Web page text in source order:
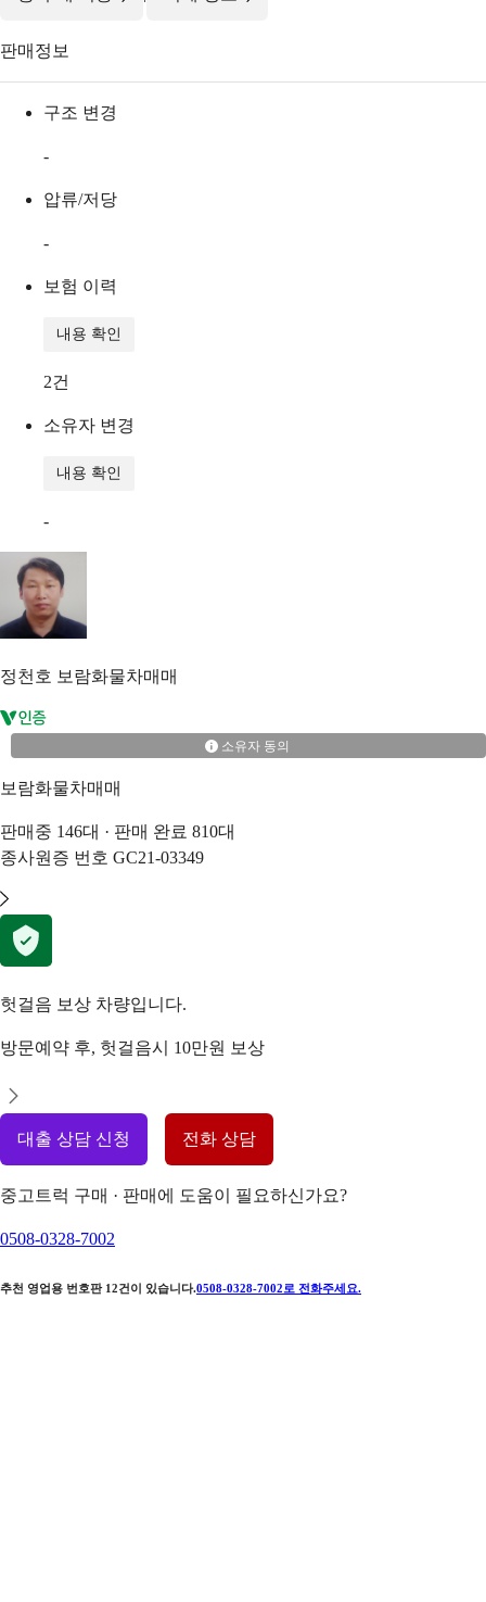
판매정보
구조 변경
-
압류/저당
-
보험 이력
내용 확인
2건
소유자 변경
내용 확인
-
정천호 보람화물차매매
소유자 동의
보람화물차매매
판매중 146대 · 판매 완료 810대
종사원증 번호 GC21-03349
헛걸음 보상 차량입니다.
방문예약 후, 헛걸음시 10만원 보상
대출 상담 신청 전화 상담
중고트럭 구매 · 판매에 도움이 필요하신가요?
0508-0328-7002
추천 영업용 번호판 12건이 있습니다.0508-0328-7002 로 전화주세요.